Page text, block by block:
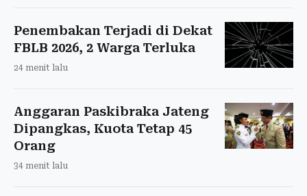
Penembakan Terjadi di Dekat
FBLB 2026, 2 Warga Terluka
24 menit lalu
Anggaran Paskibraka Jateng
Dipangkas, Kuota Tetap 45
Orang
34 menit lalu